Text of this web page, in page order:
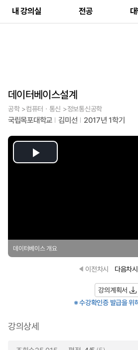
내 강의실 전공
데이터베이스설계
공학 >컴퓨터ㆍ통신 >정보통신공학
국립목포대학교 김미선 2017년 1학기
Play
데이터베이스 개요
이전차시 다음차시
강의계획서
※ 수강확인증 발급을 위
강의상세